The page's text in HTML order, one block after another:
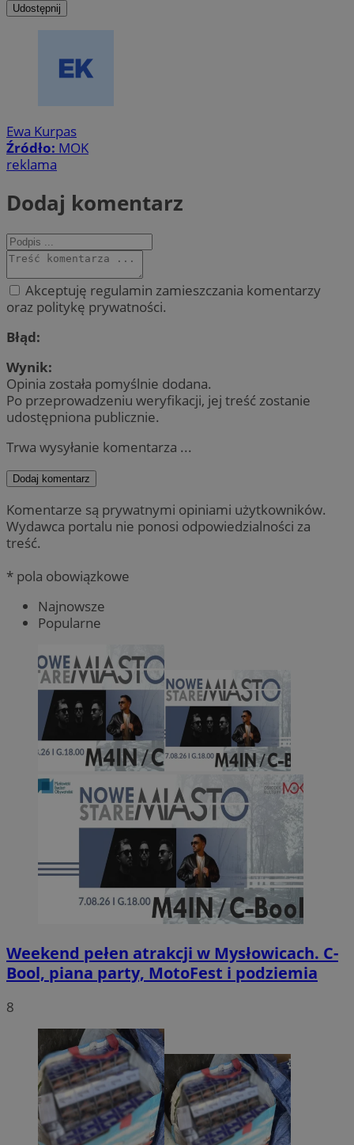
Udostępnij
Ewa Kurpas
Źródło: MOK
reklama
Dodaj komentarz
Akceptuję regulamin zamieszczania komentarzy
oraz politykę prywatności.
Błąd:
Wynik:
Opinia została pomyślnie dodana.
Po przeprowadzeniu weryfikacji, jej treść zostanie
udostępniona publicznie.
Trwa wysyłanie komentarza ...
Dodaj komentarz
Komentarze są prywatnymi opiniami użytkowników.
Wydawca portalu nie ponosi odpowiedzialności za
treść.
* pola obowiązkowe
Najnowsze
Popularne
Weekend pełen atrakcji w Mysłowicach. C-
Bool, piana party, MotoFest i podziemia
8